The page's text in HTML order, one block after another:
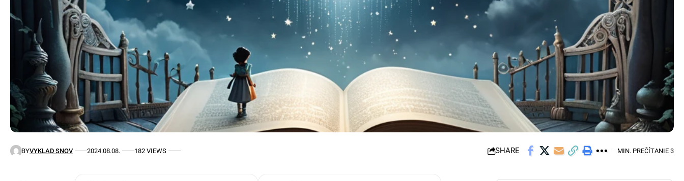
BYVYKLAD SNOV 2024.08.08. 182 VIEWS SHARE MIN. PREČÍTANIE 3